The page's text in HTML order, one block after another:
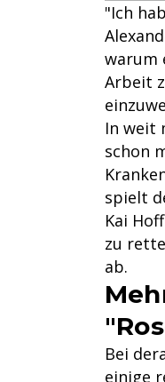
"Ich
warum
Arbeit
In weit
schon
spielt
Kai
zu
ab.
Bei
einige